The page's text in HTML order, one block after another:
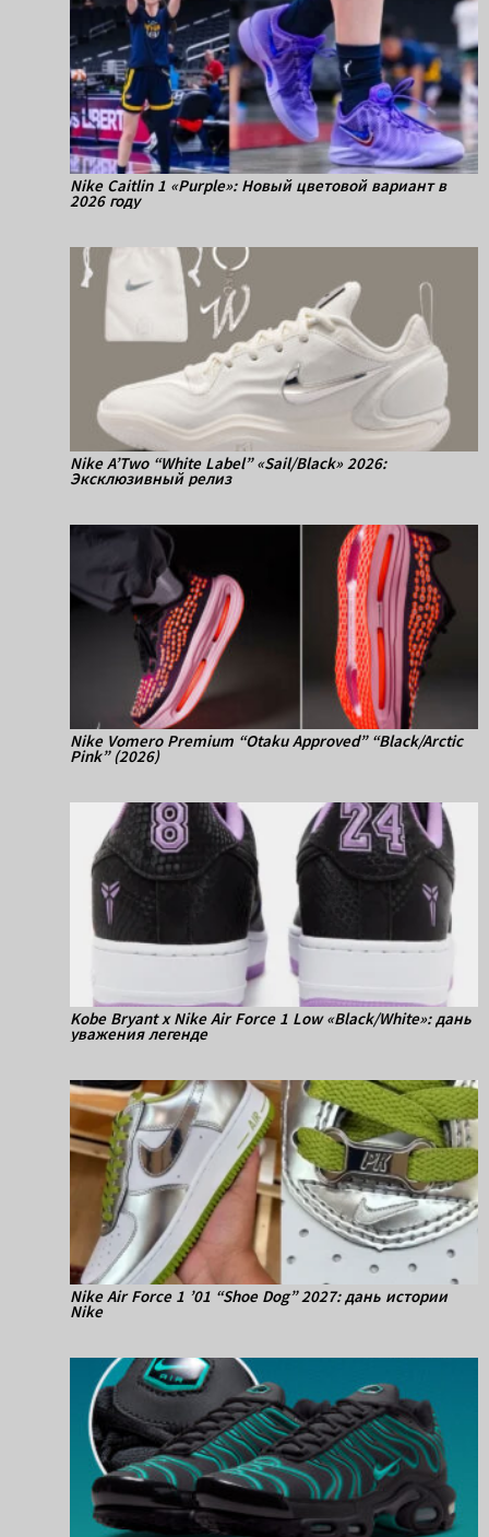
Nike Caitlin 1 «Purple»: Новый цветовой вариант в
2026 году
Nike A’Two “White Label” «Sail/Black» 2026:
Эксклюзивный релиз
Nike Vomero Premium “Otaku Approved” “Black/Arctic
Pink” (2026)
Kobe Bryant x Nike Air Force 1 Low «Black/White»: дань
уважения легенде
Nike Air Force 1 ’01 “Shoe Dog” 2027: дань истории
Nike